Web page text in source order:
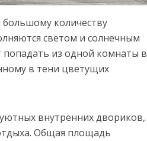
количеству
светом и солнечным
попадать из одной комнаты в
в тени цветущих
внутренних двориков,
Общая площадь